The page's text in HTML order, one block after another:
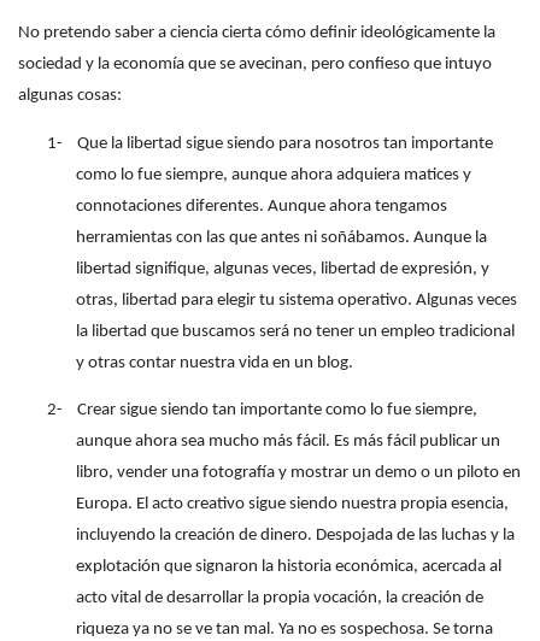
No pretendo saber a ciencia cierta cómo definir ideológicamente la
sociedad y la economía que se avecinan, pero confieso que intuyo
algunas cosas:
1-
Que la libertad sigue siendo para nosotros tan importante
como lo fue siempre, aunque ahora adquiera matices y
connotaciones diferentes. Aunque ahora tengamos
herramientas con las que antes ni soñábamos. Aunque la
libertad signifique, algunas veces, libertad de expresión, y
otras, libertad para elegir tu sistema operativo. Algunas veces
la libertad que buscamos será no tener un empleo tradicional
y otras contar nuestra vida en un blog.
2-
Crear sigue siendo tan importante como lo fue siempre,
aunque ahora sea mucho más fácil. Es más fácil publicar un
libro, vender una fotografía y mostrar un demo o un piloto en
Europa. El acto creativo sigue siendo nuestra propia esencia,
incluyendo la creación de dinero. Despojada de las luchas y la
explotación que signaron la historia económica, acercada al
acto vital de desarrollar la propia vocación, la creación de
riqueza ya no se ve tan mal. Ya no es sospechosa. Se torna